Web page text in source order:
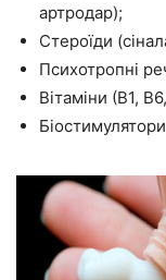
артродар);
Стероїди
Психотропні
Вітаміни (В1,